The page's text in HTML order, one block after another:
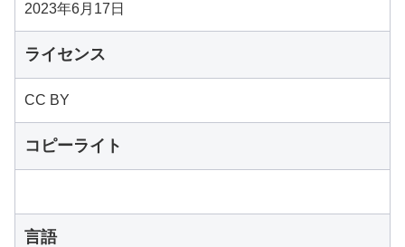
2023年6月17日
ライセンス
CC BY
コピーライト
言語